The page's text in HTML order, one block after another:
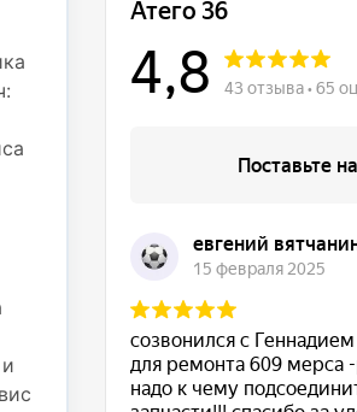
деталям
Недавно обращался в
частью. При
вибрация на рулевом
подвески — пришлось
также провести
Работы были
использовали
выполненные работы.
стабильно, никаких